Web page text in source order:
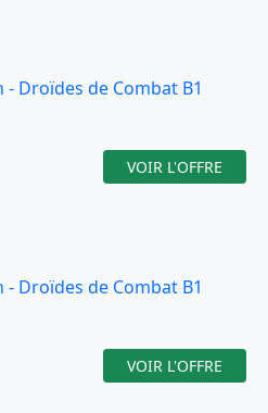
- Droïdes de Combat B1
VOIR L'OFFRE
- Droïdes de Combat B1
VOIR L'OFFRE